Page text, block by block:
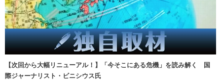
【次回から大幅リニューアル！】「今そこにある危機」を読み解く 国
際ジャーナリスト・ビニシウス氏